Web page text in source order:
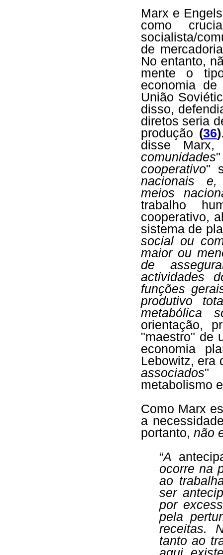
Marx e
como
socialista/
de
No entanto,
mente o
economia
União
disso,
diretos seria
produção (36)
disse
comunidades
cooperativo"
nacionais e,
meios
trabalho
cooperativo,
sistema de
social ou
maior ou
de
actividades
funções
produtivo
metabólica
orientação,
"maestro" de
economia
Lebowitz, era
associados"
metabolismo
Como Marx
a
portanto, não
“A
ocorre na
ao
ser
por
pela
receitas.
tanto ao